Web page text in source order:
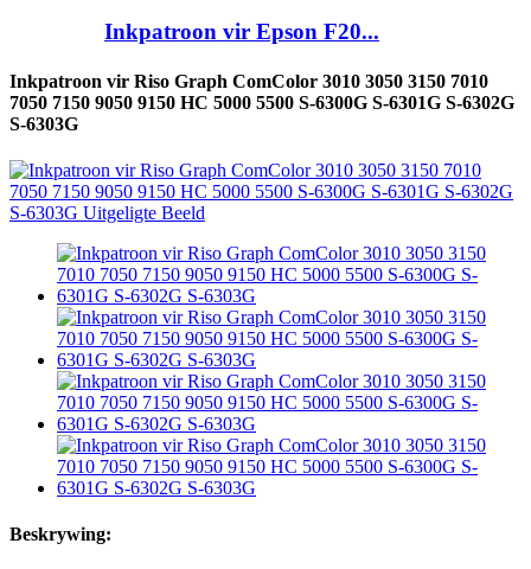
Inkpatroon vir Epson F20...
Inkpatroon vir Riso Graph ComColor 3010 3050 3150 7010
7050 7150 9050 9150 HC 5000 5500 S-6300G S-6301G S-6302G
S-6303G
Beskrywing: